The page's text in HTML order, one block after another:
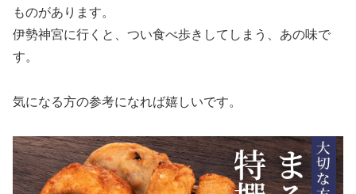
ものがあります。
伊勢神宮に行くと、つい食べ歩きしてしまう、あの味で
す。
気になる方の参考になれば嬉しいです。